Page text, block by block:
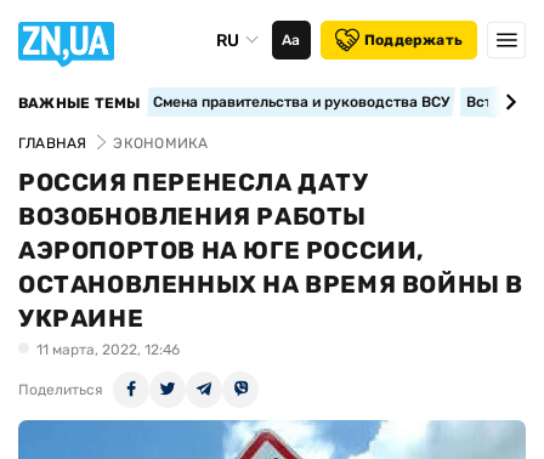
RU Аа Поддержать
ВАЖНЫЕ ТЕМЫ Смена правительства и руководства ВСУ
ГЛАВНАЯ ЭКОНОМИКА
РОССИЯ ПЕРЕНЕСЛА ДАТУ
ВОЗОБНОВЛЕНИЯ РАБОТЫ
АЭРОПОРТОВ НА ЮГЕ РОССИИ,
ОСТАНОВЛЕННЫХ НА ВРЕМЯ ВОЙНЫ В
УКРАИНЕ
11 марта, 2022, 12:46
Поделиться